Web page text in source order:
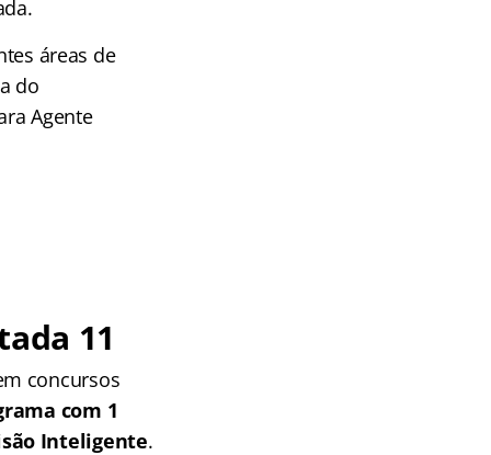
áreas de
do
Agente
11
concursos
com 1
Inteligente.